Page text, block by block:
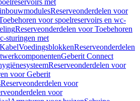
met
Reserveonderdelen voor
voor spoelreservoirs en wc-
Reserveonderdelen voor Toebehoren
sturingen met
KabelVoedingsblokkenReserveonderdelen
Geberit Connect
Reserveonderdelen voor
voor Geberit
Reserveonderdelen voor
voor